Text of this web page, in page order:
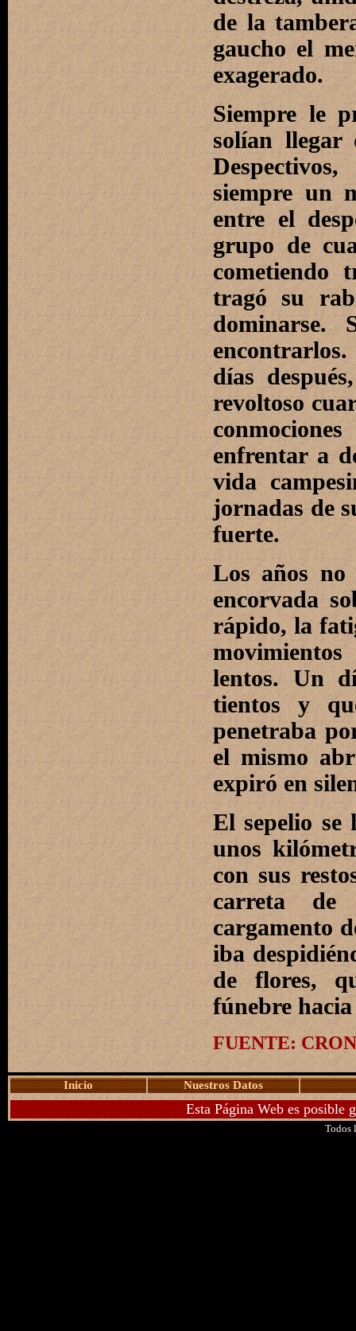
de la
gaucho el
exagerado.
Siempre le
solían llegar
siempre un
entre el
grupo de
cometiendo
tragó su
días
revoltoso
enfrentar a
vida
jornadas de
fuerte.
Los años no
encorvada
rápido, la
lentos. Un
tientos y
penetraba
el mismo
expiró en
El sepelio se
unos
con sus
carreta de
cargamento
iba
de flores,
fúnebre
FUENTE:
Inicio Nuestros Datos
Esta Página Web es posible
Todos